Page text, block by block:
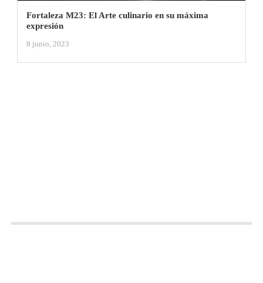
Fortaleza M23: El Arte culinario en su máxima
expresión
8 junio, 2023